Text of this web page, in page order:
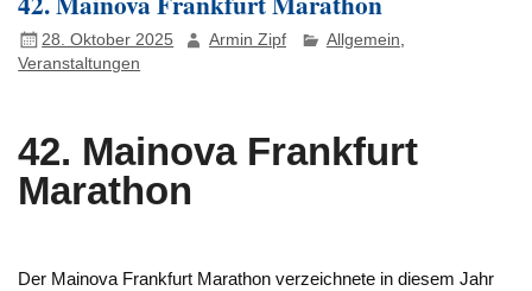
28. Oktober 2025 Armin Zipf Allgemein
Veranstaltungen
42. Mainova Frankfurt
Marathon
Der Mainova Frankfurt Marathon verzeichnete in diesem Jahr